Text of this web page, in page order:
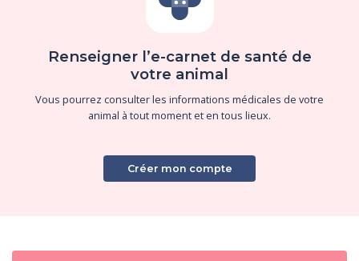
Renseigner l’e-carnet de santé de
votre animal
Vous pourrez consulter les informations médicales de votre
animal à tout moment et en tous lieux.
Créer mon compte